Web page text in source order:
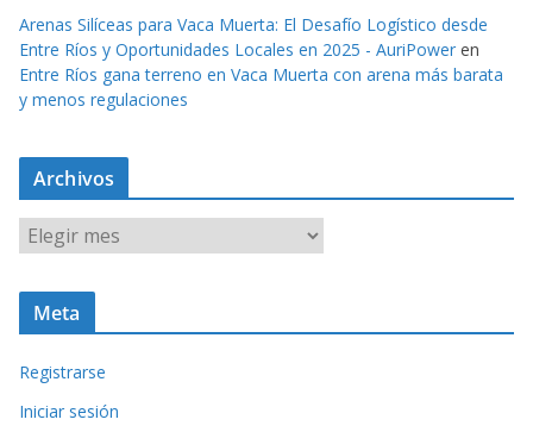
Arenas Silíceas para Vaca Muerta: El Desafío Logístico desde
Entre Ríos y Oportunidades Locales en 2025 - AuriPower en
Entre Ríos gana terreno en Vaca Muerta con arena más barata
y menos regulaciones
Archivos
c
v
o
Meta
Registrarse
Iniciar sesión